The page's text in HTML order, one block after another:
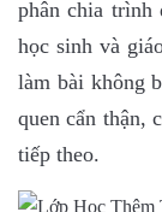
phân chia trình
học sinh và
làm bài không
quen cẩn thận,
tiếp theo.